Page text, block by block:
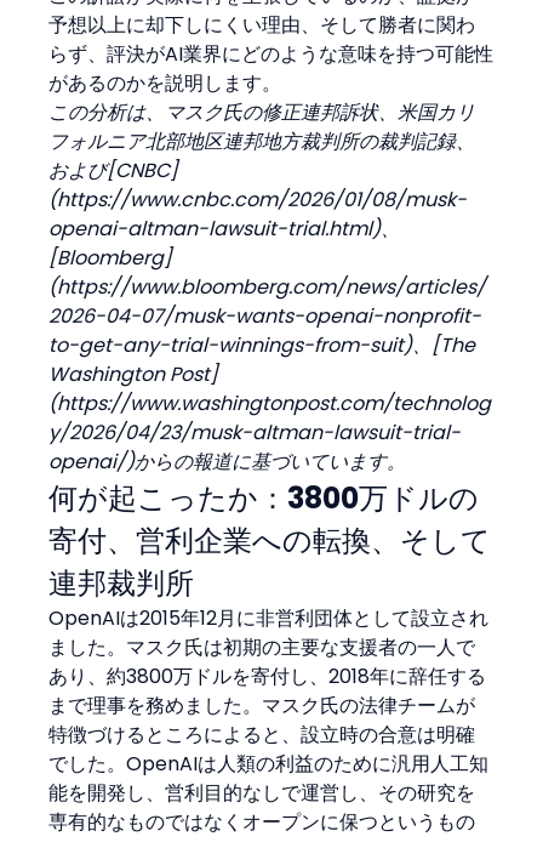
予想以上に却下しにくい理由、そして勝者に関わ
らず、評決がAI業界にどのような意味を持つ可能性
があるのかを説明します。
この分析は、マスク氏の修正連邦訴状、米国カリ
フォルニア北部地区連邦地方裁判所の裁判記録、
および[CNBC]
(https://www.cnbc.com/2026/01/08/musk-
openai-altman-lawsuit-trial.html)、
[Bloomberg]
(https://www.bloomberg.com/news/articles/
2026-04-07/musk-wants-openai-nonprofit-
to-get-any-trial-winnings-from-suit)、[The
Washington Post]
(https://www.washingtonpost.com/technolog
y/2026/04/23/musk-altman-lawsuit-trial-
openai/)からの報道に基づいています。
何が起こったか：3800万ドルの
寄付、営利企業への転換、そして
連邦裁判所
OpenAIは2015年12月に非営利団体として設立され
ました。マスク氏は初期の主要な支援者の一人で
あり、約3800万ドルを寄付し、2018年に辞任する
まで理事を務めました。マスク氏の法律チームが
特徴づけるところによると、設立時の合意は明確
でした。OpenAIは人類の利益のために汎用人工知
能を開発し、営利目的なしで運営し、その研究を
専有的なものではなくオープンに保つというもの